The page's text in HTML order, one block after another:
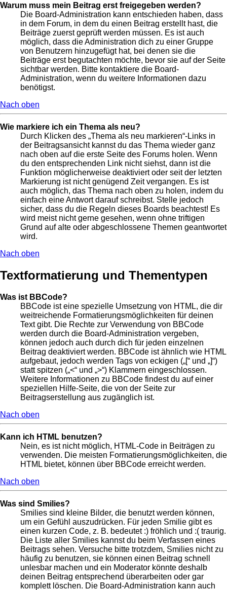
Warum muss mein Beitrag erst freigegeben werden?
Die Board-Administration kann entschieden haben, dass
in dem Forum, in dem du einen Beitrag erstellt hast, die
Beiträge zuerst geprüft werden müssen. Es ist auch
möglich, dass die Administration dich zu einer Gruppe
von Benutzern hinzugefügt hat, bei denen sie die
Beiträge erst begutachten möchte, bevor sie auf der Seite
sichtbar werden. Bitte kontaktiere die Board-
Administration, wenn du weitere Informationen dazu
benötigst.
Nach oben
Wie markiere ich ein Thema als neu?
Durch Klicken des „Thema als neu markieren“-Links in
der Beitragsansicht kannst du das Thema wieder ganz
nach oben auf die erste Seite des Forums holen. Wenn
du den entsprechenden Link nicht siehst, dann ist die
Funktion möglicherweise deaktiviert oder seit der letzten
Markierung ist nicht genügend Zeit vergangen. Es ist
auch möglich, das Thema nach oben zu holen, indem du
einfach eine Antwort darauf schreibst. Stelle jedoch
sicher, dass du die Regeln dieses Boards beachtest! Es
wird meist nicht gerne gesehen, wenn ohne triftigen
Grund auf alte oder abgeschlossene Themen geantwortet
wird.
Nach oben
Textformatierung und Thementypen
Was ist BBCode?
BBCode ist eine spezielle Umsetzung von HTML, die dir
weitreichende Formatierungsmöglichkeiten für deinen
Text gibt. Die Rechte zur Verwendung von BBCode
werden durch die Board-Administration vergeben,
können jedoch auch durch dich für jeden einzelnen
Beitrag deaktiviert werden. BBCode ist ähnlich wie HTML
aufgebaut, jedoch werden Tags von eckigen („[“ und „]“)
statt spitzen („<“ und „>“) Klammern eingeschlossen.
Weitere Informationen zu BBCode findest du auf einer
speziellen Hilfe-Seite, die von der Seite zur
Beitragserstellung aus zugänglich ist.
Nach oben
Kann ich HTML benutzen?
Nein, es ist nicht möglich, HTML-Code in Beiträgen zu
verwenden. Die meisten Formatierungsmöglichkeiten, die
HTML bietet, können über BBCode erreicht werden.
Nach oben
Was sind Smilies?
Smilies sind kleine Bilder, die benutzt werden können,
um ein Gefühl auszudrücken. Für jeden Smilie gibt es
einen kurzen Code, z. B. bedeutet :) fröhlich und :( traurig.
Die Liste aller Smilies kannst du beim Verfassen eines
Beitrags sehen. Versuche bitte trotzdem, Smilies nicht zu
häufig zu benutzen, sie können einen Beitrag schnell
unlesbar machen und ein Moderator könnte deshalb
deinen Beitrag entsprechend überarbeiten oder gar
komplett löschen. Die Board-Administration kann auch